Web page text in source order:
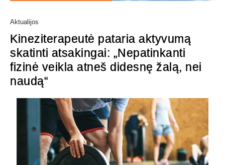
Aktualijos
Kineziterapeutė pataria aktyvumą
skatinti atsakingai: „Nepatinkanti
fizinė veikla atneš didesnę žalą, nei
naudą“